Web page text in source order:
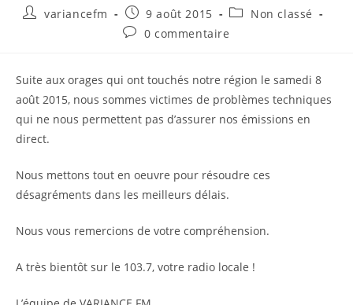
variancefm 9 août 2015
Non classé
0 commentaire
Suite aux orages qui ont touchés notre région le samedi 8
août 2015, nous sommes victimes de problèmes techniques
qui ne nous permettent pas d’assurer nos émissions en
direct.
Nous mettons tout en oeuvre pour résoudre ces
désagréments dans les meilleurs délais.
Nous vous remercions de votre compréhension.
A très bientôt sur le 103.7, votre radio locale !